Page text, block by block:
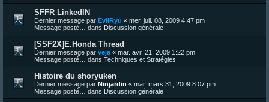
SFFR LinkedIN
Dernier message par EvilRyu « mer. juil. 08, 2009 4:47 pm
Message posté… dans Discussion générale
[SSF2X]E.Honda Thread
Dernier message par veja « mar. avr. 21, 2009 1:22 pm
Message posté… dans Techniques et Stratégies
Histoire du shoryuken
Dernier message par Ninjardin « mar. mars 31, 2009 8:07 pm
Message posté… dans Discussion générale